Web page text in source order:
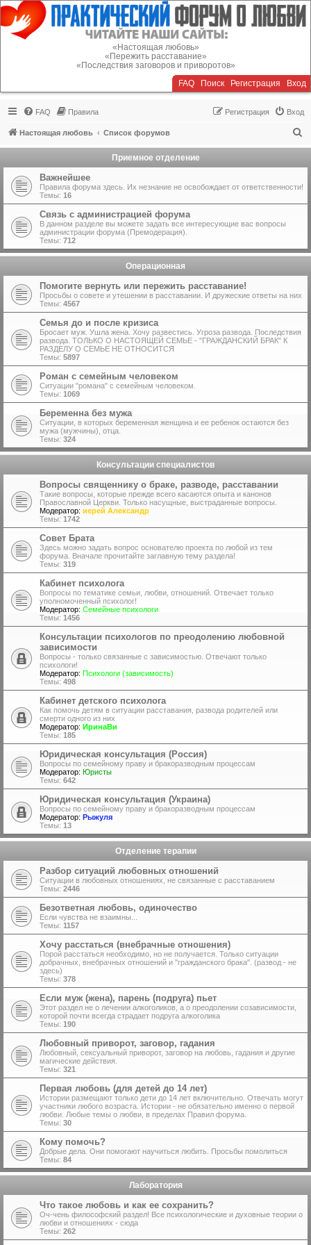
Регистрация
«Настоящая любовь»
«Пережить расставание»
«Последствия заговоров и приворотов»
FAQ Поиск Регистрация Вход
FAQ Правила Вход
Регистрация
Настоящая любовь Список форумов
о
Приемное отделение
Важнейшее
Правила форума здесь. Их незнание не освобождает от ответственности!
Темы: 16
Связь с администрацией форума
В данном разделе вы можете задать все интересующие вас вопросы
администрации форума (Премодерация).
Темы: 712
Операционная
Помогите вернуть или пережить расставание!
Просьбы о совете и утешении в расставании. И дружеские ответы на них
Темы: 4567
Семья до и после кризиса
Бросает муж. Ушла жена. Хочу развестись. Угроза развода. Последствия
развода. ТОЛЬКО О НАСТОЯЩЕЙ СЕМЬЕ - "ГРАЖДАНСКИЙ БРАК" К
РАЗДЕЛУ О СЕМЬЕ НЕ ОТНОСИТСЯ
Темы: 5897
Роман с семейным человеком
Ситуации "романа" с семейным человеком.
Темы: 1069
Беременна без мужа
Ситуации, в которых беременная женщина и ее ребенок остаются без
мужа (мужчины), отца.
Темы: 324
Консультации специалистов
Вопросы священнику о браке, разводе, расставании
Такие вопросы, которые прежде всего касаются опыта и канонов
Православной Церкви. Только насущные, выстраданные вопросы.
Модератор: иерей Александр
Темы: 1742
Совет Брата
Здесь можно задать вопрос основателю проекта по любой из тем
форума. Вначале прочитайте заглавную тему раздела!
Темы: 319
Кабинет психолога
Вопросы по тематике семьи, любви, отношений. Отвечает только
уполномоченный психолог!
Модератор: Семейные психологи
Темы: 1456
Консультации психологов по преодолению любовной
зависимости
Вопросы - только связанные с зависимостью. Отвечают только
психологи!
Модератор: Психологи (зависимость)
Темы: 498
Кабинет детского психолога
Как помочь детям в ситуации расставания, развода родителей или
смерти одного из них
Модератор: ИринаВи
Темы: 185
Юридическая консультация (Россия)
Вопросы по семейному праву и бракоразводным процессам
Модератор: Юристы
Темы: 642
Юридическая консультация (Украина)
Вопросы по семейному праву и бракоразводным процессам
Модератор: Рыжуля
Темы: 13
Отделение терапии
Разбор ситуаций любовных отношений
Ситуации в любовных отношениях, не связанные с расставанием
Темы: 2446
Безответная любовь, одиночество
Если чувства не взаимны...
Темы: 1157
Хочу расстаться (внебрачные отношения)
Порой расстаться необходимо, но не получается. Только ситуации
добрачных, внебрачных отношений и "гражданского брака". (развод - не
здесь)
Темы: 378
Если муж (жена), парень (подруга) пьет
Этот раздел не о лечении алкоголиков, а о преодолении созависимости,
которой почти всегда страдает подруга алкоголика
Темы: 190
Любовный приворот, заговор, гадания
Любовный, сексуальный приворот, заговор на любовь, гадания и другие
магические действия.
Темы: 321
Первая любовь (для детей до 14 лет)
Истории размещают только дети до 14 лет включительно. Отвечать могут
участники любого возраста. Истории - не обязательно именно о первой
любви. Любые темы о любви, в пределах Правил форума.
Темы: 30
Кому помочь?
Добрые дела. Они помогают научиться любить. Просьбы помолиться
Темы: 84
Лаборатория
Что такое любовь и как ее сохранить?
Оч-чень философский раздел! Все психологические и духовные теории о
любви и отношениях - сюда
Темы: 262